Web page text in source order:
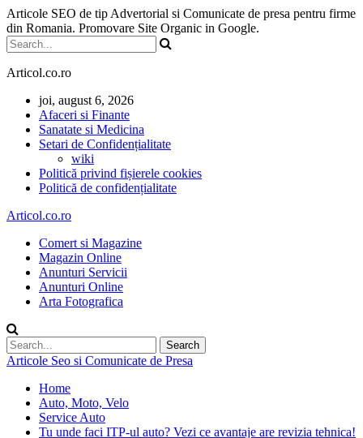
Articole SEO de tip Advertorial si Comunicate de presa pentru firme
din Romania. Promovare Site Organic in Google.
Articol.co.ro
joi, august 6, 2026
Afaceri si Finante
Sanatate si Medicina
Setari de Confidențialitate
wiki
Politică privind fișierele cookies
Politică de confidențialitate
Articol.co.ro
Comert si Magazine
Magazin Online
Anunturi Servicii
Anunturi Online
Arta Fotografica
Articole Seo si Comunicate de Presa
Home
Auto, Moto, Velo
Service Auto
Tu unde faci ITP-ul auto? Vezi ce avantaje are revizia tehnica!